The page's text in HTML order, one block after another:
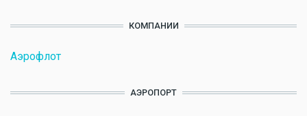
КОМПАНИИ
Аэрофлот
АЭРОПОРТ